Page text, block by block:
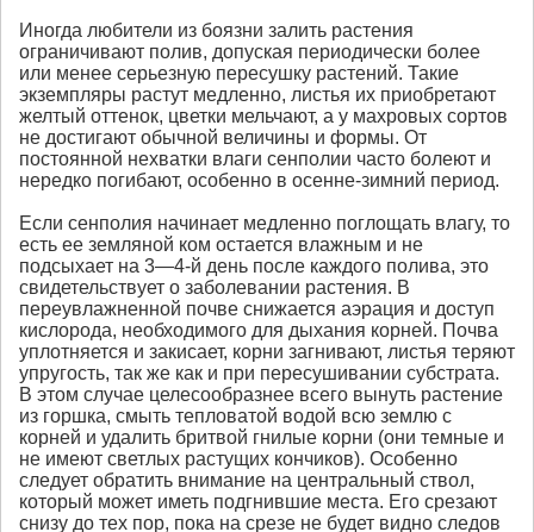
Иногда любители из боязни залить растения
ограничивают полив, допуская периодически более
или менее серьезную пересушку растений. Такие
экземпляры растут медленно, листья их приобретают
желтый оттенок, цветки мельчают, а у махровых сортов
не достигают обычной величины и формы. От
постоянной нехватки влаги сенполии часто болеют и
нередко погибают, особенно в осенне-зимний период.
Если сенполия начинает медленно поглощать влагу, то
есть ее земляной ком остается влажным и не
подсыхает на 3—4-й день после каждого полива, это
свидетельствует о заболевании растения. В
переувлажненной почве снижается аэрация и доступ
кислорода, необходимого для дыхания корней. Почва
уплотняется и закисает, корни загнивают, листья теряют
упругость, так же как и при пересушивании субстрата.
В этом случае целесообразнее всего вынуть растение
из горшка, смыть тепловатой водой всю землю с
корней и удалить бритвой гнилые корни (они темные и
не имеют светлых растущих кончиков). Особенно
следует обратить внимание на центральный ствол,
который может иметь подгнившие места. Его срезают
снизу до тех пор, пока на срезе не будет видно следов